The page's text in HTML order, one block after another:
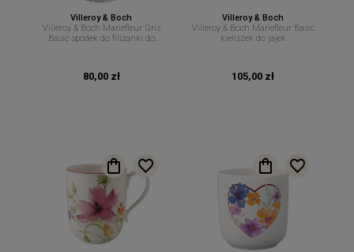
Villeroy & Boch
Villeroy & Boch Mariefleur Gris
Basic spodek do filiżanki do
80,00 zł
Villeroy & Boch
Villeroy & Boch Mariefleur Basic
kieliszek do jajek
105,00 zł